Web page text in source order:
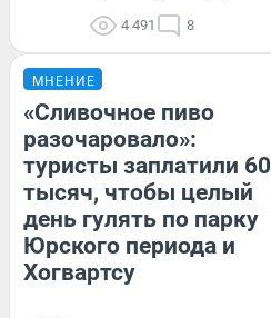
4 491 8
МНЕНИЕ
«Сливочное пиво
разочаровало»:
туристы заплатили 60
тысяч, чтобы целый
день гулять по парку
Юрского периода и
Хогвартсу